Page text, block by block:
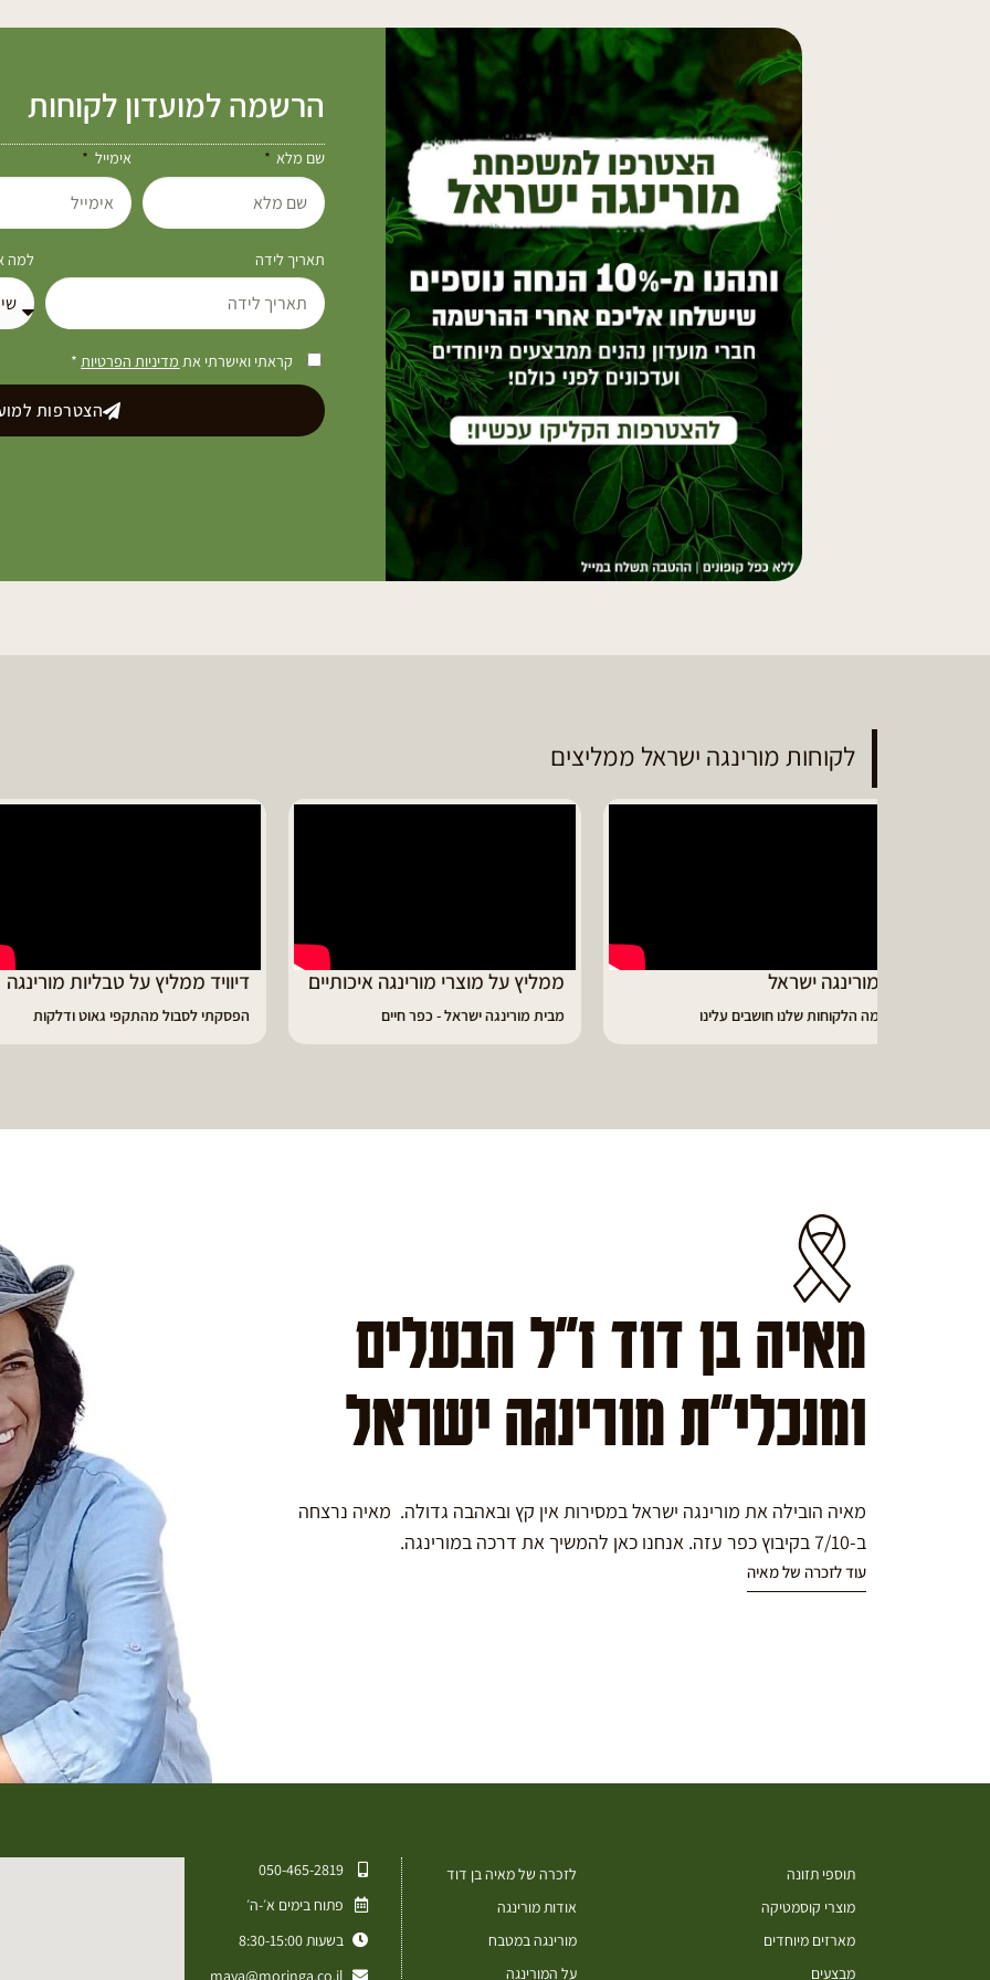
הרשמה למועדון לקוחות
שם מלא אימייל
תאריך לידה למה
קראתי ואישרתי את מדיניות הפרטיות*
הצטרפות
לקוחות מורינגה ישראל ממליצים
ממליץ על מוצרי מורינגה איכותיים
מבית מורינגה ישראל - כפר חיים
דיוויד ממליץ על טבליות מורינגה
הפסקתי לסבול מהתקפי גאוט ודלקות
מוריה ממליצה
פיתרון מעולה לאמהות ולחיזוק הגוף
מאיה בן דוד ז"ל הבעלים
ומנכלי"ת מורינגה ישראל
מאיה הובילה את מורינגה ישראל במסירות אין קץ ובאהבה גדולה. מאיה נרצחה
ב-7/10 בקיבוץ כפר עזה. אנחנו כאן להמשיך את דרכה במורינגה.
עוד לזכרה של מאיה
תוספי תזונה
מוצרי קוסמטיקה
מארזים מיוחדים
מבצעים
לזכרה של מאיה בן דוד
אודות מורינגה
מורינגה במטבח
על המורינגה
050-465-2819⁩
פתוח בימים א׳-ה׳
בשעות 8:30-15:00
maya@moringa.co.il